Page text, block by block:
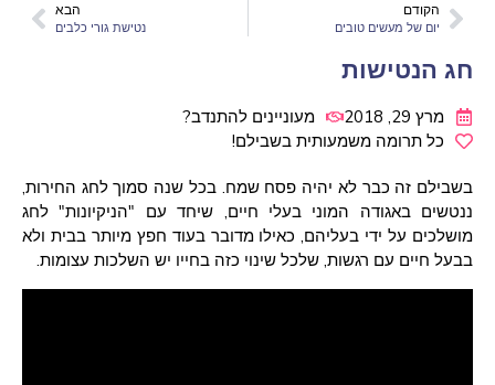
הקודם
יום של מעשים טובים
הבא
נטישת גורי כלבים
חג הנטישות
מרץ 29, 2018
מעוניינים להתנדב?
כל תרומה משמעותית בשבילם!
בשבילם זה כבר לא יהיה פסח שמח. בכל שנה סמוך לחג החירות,
ננטשים באגודה המוני בעלי חיים, שיחד עם "הניקיונות" לחג
מושלכים על ידי בעליהם, כאילו מדובר בעוד חפץ מיותר בבית ולא
בבעל חיים עם רגשות, שלכל שינוי כזה בחייו יש השלכות עצומות.